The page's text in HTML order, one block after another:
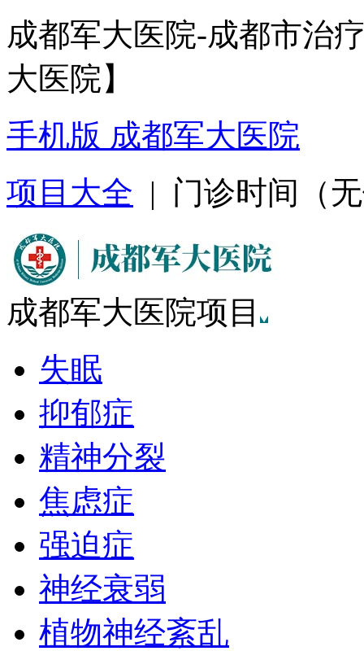
成都军大医院-成都市治
大医院】
手机版 成都军大医院
项目大全 | 门诊时间（
成都军大医院项目
失眠
抑郁症
精神分裂
焦虑症
强迫症
神经衰弱
植物神经紊乱